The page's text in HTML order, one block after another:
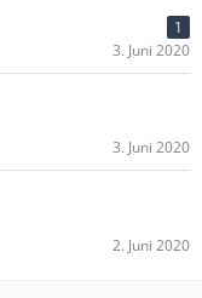
1
3. Juni 2020
3. Juni 2020
2. Juni 2020